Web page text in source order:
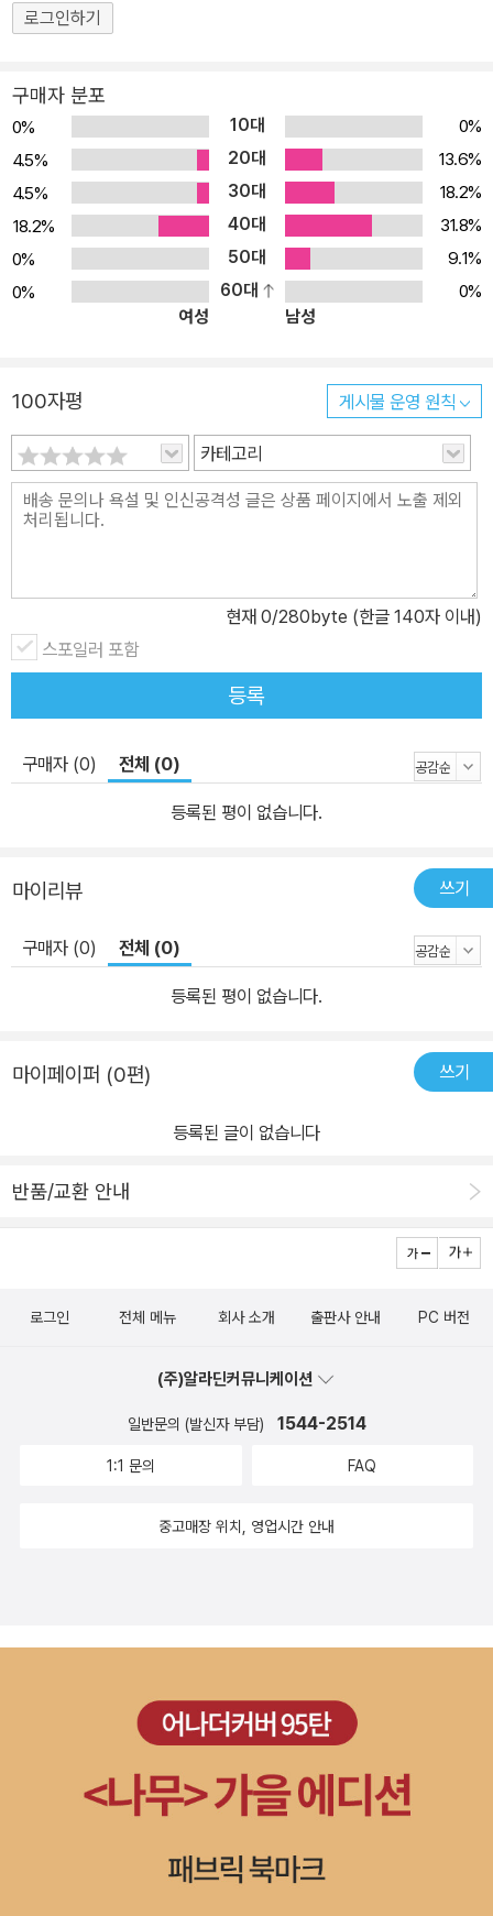
로그인하기
구매자 분포
0% 10대
0%
4.5%
20대
13.6%
4.5%
30대
18.2%
18.2%
40대
31.8%
0%
50대
9.1%
0%
60대
0%
여성
남성
100자평 게시물 운영 원칙
카테고리
현재 0/280byte (한글 140자 이내)
스포일러 포함
등록
구매자 (0) 전체 (0)
등록된 평이 없습니다.
마이리뷰 쓰기
구매자 (0) 전체 (0)
등록된 평이 없습니다.
마이페이퍼 (0편) 쓰기
등록된 글이 없습니다
반품/교환 안내
로그인 전체 메뉴 회사 소개 출판사 안내 PC 버전
(주)알라딘커뮤니케이션
일반문의 (발신자 부담) 1544-2514
1:1 문의 FAQ
중고매장 위치, 영업시간 안내